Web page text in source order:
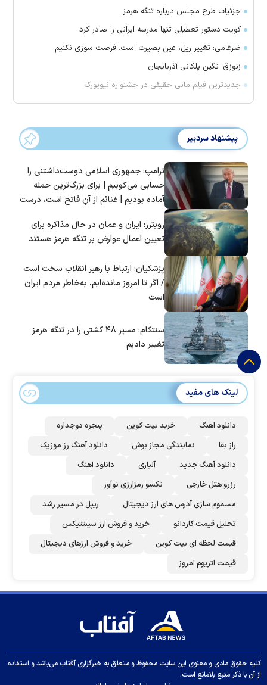
جزئیات طرح مجلس درباره تنگه هرمز
کویت دستور تعطیلی تنها مدرسه ایرانی را صادر کرد
ضرغامی: تغییر ریل، عین بصیرت است. فرصت سوزی نکنیم
زنوزق؛ نگین پلکانی آذربایجان
جدیدترین فیلم مانی حقیقی در جشنواره نیویورک
پیشنهاد سردبیر
ترامپ: جمهوری اسلامی دوست‌داشتنی را
حسابی می‌کوبیم | برای بزرگ‌ترین حمله
آماده بودیم | غنائم از آنِ فاتح است، درست
رویترز: ایران و عمان در حال مذاکره برای
تعیین اعمال عوارض بر تنگه هرمز هستند
پزشکیان: ارتباط با رهبر انقلاب سخت است
/ اگر تا امروز مانده‌ایم، به‌خاطر مردم ایران
است
سنتکام: مسیر ۴۸ کشتی را در تنگه هرمز
تغییر دادیم
لینک های مفید
دانلود اهنگ خرید بیت کوین
پنجره دوجداره
راز بقا
نمایندگی مجاز بوش
دانلود آهنگ رز‌ موزیک
دانلود آهنگ جدید
آلپاری
دانلود اهنگ
رزرو هتل خارجی
نکسو رمزارزی نوآور
مسموم سازی آدرس های ارز دیجیتال
ریپل در مسیر رشد
تحلیل قیمت کاردانو
خرید و فروش ارز سینتتیکس
قیمت لحظه ای بیت کوین
خرید و فروش ارزهای دیجیتال
قیمت اتریوم امروز
کلیه حقوق مادی و معنوی این سایت محفوظ و متعلق به خبرگزاری آفتاب می‌باشد و استفاده
از آن با ذکر منبع بلامانع است.